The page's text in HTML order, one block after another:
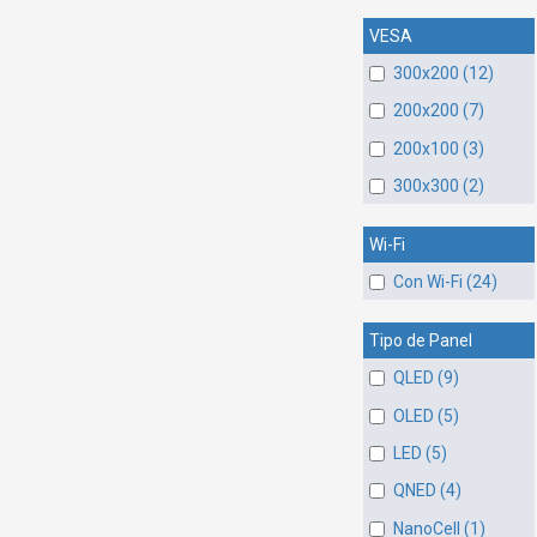
VESA
300x200 (12)
200x200 (7)
200x100 (3)
300x300 (2)
Wi-Fi
Con Wi-Fi (24)
Tipo de Panel
QLED (9)
OLED (5)
LED (5)
QNED (4)
NanoCell (1)